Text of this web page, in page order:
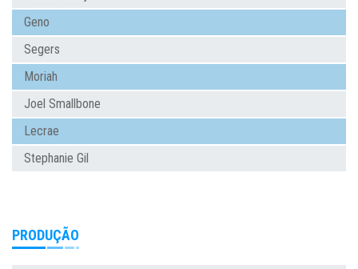
Geno
Segers
Moriah
Joel Smallbone
Lecrae
Stephanie Gil
PRODUÇÃO